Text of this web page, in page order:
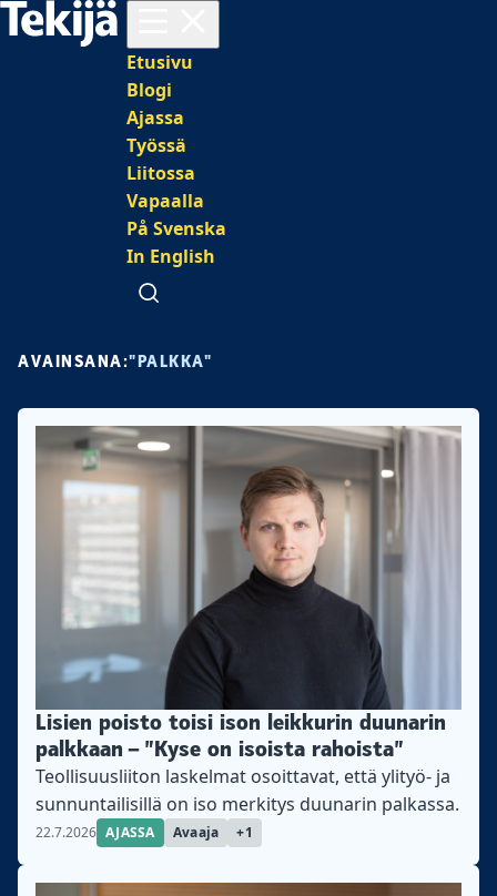
Päävalikko
Etusivu
Blogi
Ajassa
Työssä
Liitossa
Vapaalla
På Svenska
In English
Avaa haku
AVAINSANA:"PALKKA"
Lisien poisto toisi ison leikkurin duunarin
palkkaan – ”Kyse on isoista rahoista”
Teollisuusliiton laskelmat osoittavat, että ylityö- ja
sunnuntailisillä on iso merkitys duunarin palkassa.
22.7.2026 AJASSA Avaaja +1